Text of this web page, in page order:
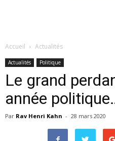
Accueil Actualités
Actualités Politique
Le grand
année
Par Rav Henri Kahn - 28 mars 2020